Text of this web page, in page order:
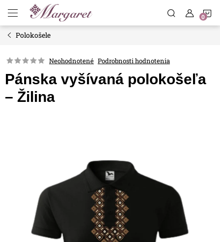
obsah
Polokošele
Neohodnotené Podrobnosti hodnotenia
Pánska vyšívaná polokošeľa
– Žilina